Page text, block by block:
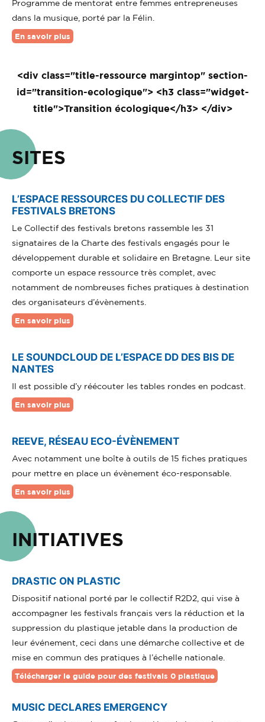
Programme de mentorat entre femmes entrepreneuses
dans la musique, porté par la Félin.
En savoir plus
<div class="title-ressource margintop" section-
id="transition-ecologique"> <h3 class="widget-
title">Transition écologique</h3> </div>
SITES
L’ESPACE RESSOURCES DU COLLECTIF DES
FESTIVALS BRETONS
Le Collectif des festivals bretons rassemble les 31
signataires de la Charte des festivals engagés pour le
développement durable et solidaire en Bretagne. Leur site
comporte un espace ressource très complet, avec
notamment de nombreuses fiches pratiques à destination
des organisateurs d’évènements.
En savoir plus
LE SOUNDCLOUD DE L’ESPACE DD DES BIS DE
NANTES
Il est possible d’y réécouter les tables rondes en podcast.
En savoir plus
REEVE, RÉSEAU ECO-ÉVÈNEMENT
Avec notamment une boîte à outils de 15 fiches pratiques
pour mettre en place un évènement éco-responsable.
En savoir plus
INITIATIVES
DRASTIC ON PLASTIC
Dispositif national porté par le collectif R2D2, qui vise à
accompagner les festivals français vers la réduction et la
suppression du plastique jetable dans la production de
leur événement, ceci dans une démarche collective et de
mise en commun des pratiques à l’échelle nationale.
Télécharger le guide pour des festivals 0 plastique
MUSIC DECLARES EMERGENCY